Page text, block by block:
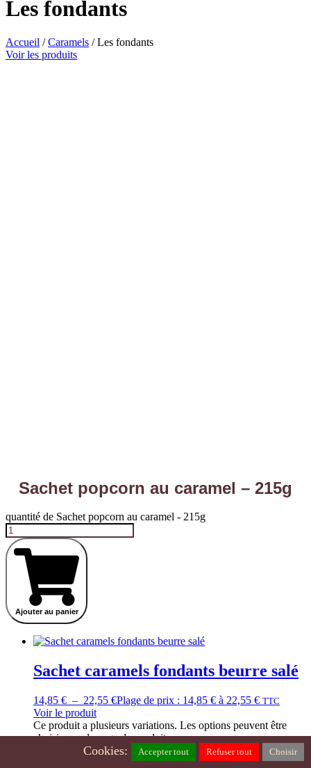
Les fondants
Accueil /Caramels / Les fondants
Voir les produits
Sachet popcorn au caramel – 215g
quantité de Sachet popcorn au caramel - 215g
Ajouter au panier
Sachet caramels fondants beurre salé
14,85 € – 22,55 €Plage de prix : 14,85 € à 22,55 € TTC
Voir le produit
Ce produit a plusieurs variations. Les options peuvent être
choisies sur la page du produit
Cookies: Accepter tout Refuser tout Choisir